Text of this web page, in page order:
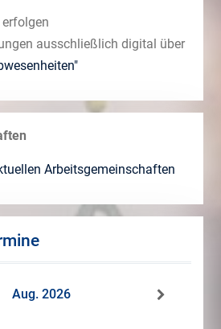
ausschließlich digital über
Arbeitsgemeinschaften
Aug. 2026